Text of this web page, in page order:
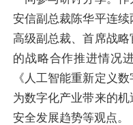
安信副总裁陈华平连
高级副总裁、首席战
的战略合作推进情况
《人工智能重新定义
为数字化产业带来的
安全发展趋势等观点。